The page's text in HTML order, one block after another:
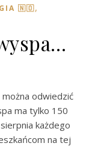
🇳🇴,
ma tylko 150
każdego
na tej